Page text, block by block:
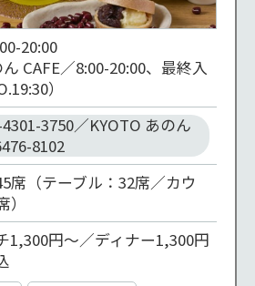
20:00
CAFE／8:00-20:00、最終入
）
3750／KYOTO あのん
8102
席（テーブル：32席／カウ
1,300円～／ディナー1,300円